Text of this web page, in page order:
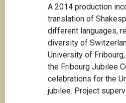
A 2014 production
translation of
different languages,
diversity of
University of
the Fribourg Jubilee
celebrations for the
jubilee. Project